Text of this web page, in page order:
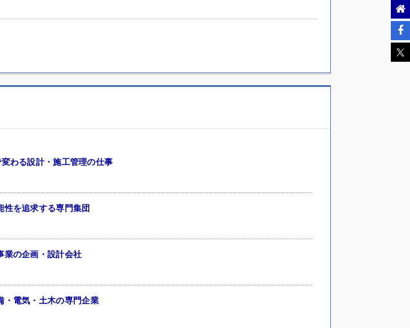
わる設計・施工管理の仕事
を追求する専門集団
の企画・設計会社
電気・土木の専門企業